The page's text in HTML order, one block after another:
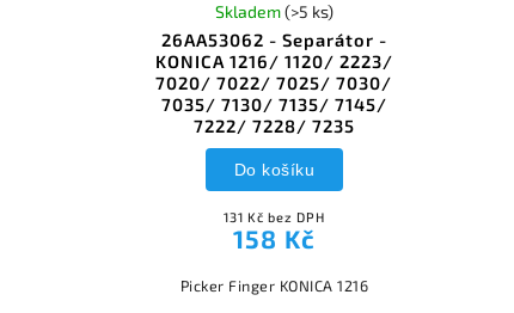
26AA53062 - Separátor -
KONICA 1216/ 1120/ 2223/
7020/ 7022/ 7025/ 7030/
7035/ 7130/ 7135/ 7145/
7222/ 7228/ 7235
Skladem(>5 ks)
131 Kč bez DPH
158 Kč
Do košíku
Picker Finger KONICA 1216